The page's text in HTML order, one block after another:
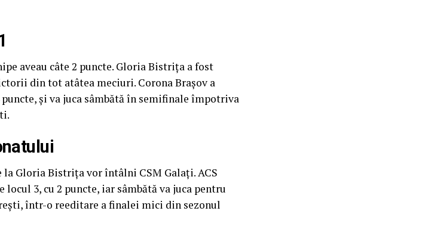
aveau câte 2 puncte. Gloria Bistrița a fost
din tot atâtea meciuri. Corona Brașov a
și va juca sâmbătă în semifinale împotriva
Gloria Bistrița vor întâlni CSM Galați. ACS
3, cu 2 puncte, iar sâmbătă va juca pentru
într-o reeditare a finalei mici din sezonul